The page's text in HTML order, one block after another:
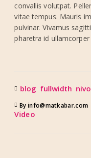
convallis volutpat.
vitae tempus. Mauris
pulvinar. Vivamus
pharetra id
blog fullwidth nivo
By info@matkabar.com
Video